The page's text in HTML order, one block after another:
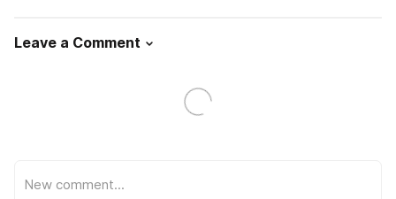
Leave a Comment